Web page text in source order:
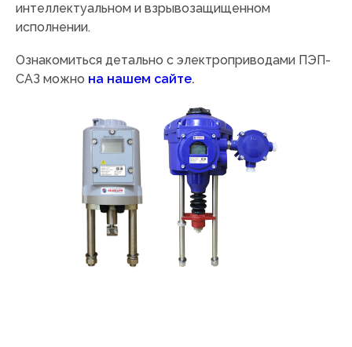
интеллектуальном и взрывозащищенном
исполнении.
Ознакомиться детально с электроприводами ПЭП-
САЗ можно на нашем сайте.